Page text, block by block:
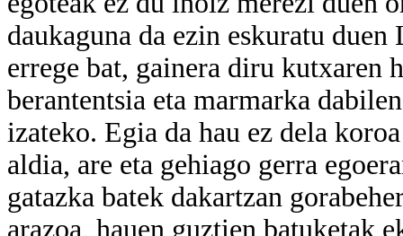
daukaguna da ezin eskuratu
errege bat, gainera diru kutxaren
berantentsia eta marmarka
izateko. Egia da hau ez dela
aldia, are eta gehiago gerra
gatazka batek dakartzan
arazoa, hauen guztien batuketak